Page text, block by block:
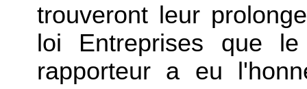
trouveront leur
loi Entreprises que
rapporteur a eu